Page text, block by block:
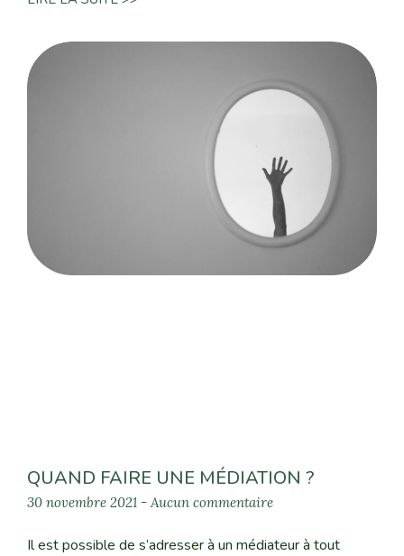
QUAND FAIRE UNE MÉDIATION ?
30 novembre 2021 Aucun commentaire
Il est possible de s’adresser à un médiateur à tout